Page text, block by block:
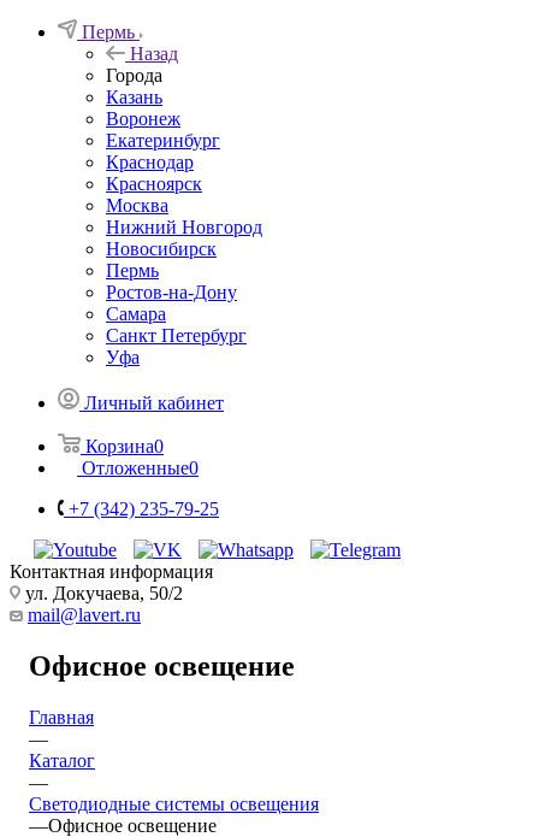
Пермь
Назад
Города
Казань
Воронеж
Екатеринбург
Краснодар
Красноярск
Москва
Нижний Новгород
Новосибирск
Пермь
Ростов-на-Дону
Самара
Санкт Петербург
Уфа
Личный кабинет
Корзина0
Отложенные0
+7 (342) 235-79-25
Контактная информация
ул. Докучаева, 50/2
mail@lavert.ru
Офисное освещение
Главная
—
Каталог
—
Светодиодные системы освещения
—Офисное освещение